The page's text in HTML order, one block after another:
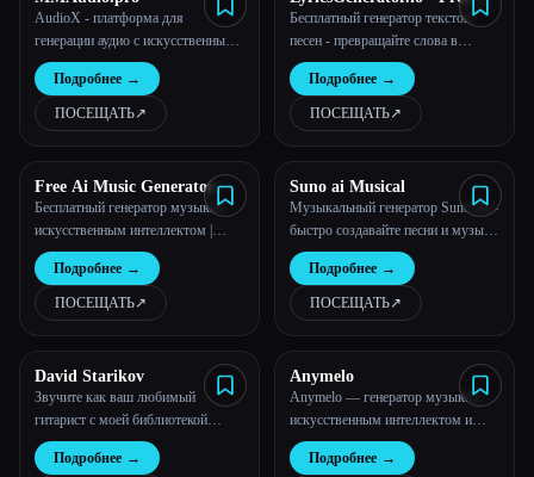
AudioX - платформа для
генерации аудио с искусственным
интеллектом | Сначала аудио,
теперь изображения и видео
Подробнее →
ПОСЕЩАТЬ↗︎
Song & Lyrics Creator
Бесплатный генератор текстов
песен - превращайте слова в
музыку
Подробнее →
ПОСЕЩАТЬ↗︎
Free Ai Music Generator
Бесплатный генератор музыки с
искусственным интеллектом |
Профессиональное создание
музыки | Gen Music IM
Подробнее →
ПОСЕЩАТЬ↗︎
Suno ai Musical
Музыкальный генератор Suno AI -
быстро создавайте песни и музыку
с искусственным интеллектом
Подробнее →
ПОСЕЩАТЬ↗︎
David Starikov
Звучите как ваш любимый
гитарист с моей библиотекой
тонов на tonedestiny, com
Подробнее →
Anymelo
Anymelo — генератор музыки с
искусственным интеллектом и
создатель песен с искусственным
интеллектом
Подробнее →